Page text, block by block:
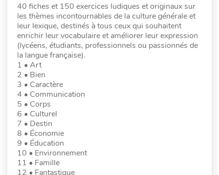
40 fiches et 150 exercices ludiques et originaux sur
les thèmes incontournables de la culture générale et
leur lexique, destinés à tous ceux qui souhaitent
enrichir leur vocabulaire et améliorer leur expression
(lycéens, étudiants, professionnels ou passionnés de
la langue française).
1 • Art
2 • Bien
3 • Caractère
4 • Communication
5 • Corps
6 • Culturel
7 • Destin
8 • Économie
9 • Éducation
10 • Environnement
11 • Famille
12 • Fantastique